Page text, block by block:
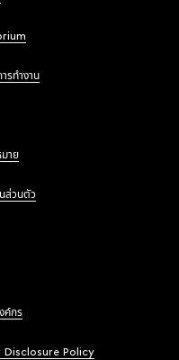
รทำงาน
าย
ส่วนตัว
ค์กร
Policy